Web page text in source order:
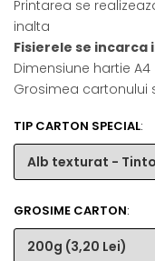
Printarea se
inalta
Fisierele se incarca
Dimensiune hartie A4
Grosimea cartonului
TIP CARTON SPECIAL:
GROSIME CARTON: